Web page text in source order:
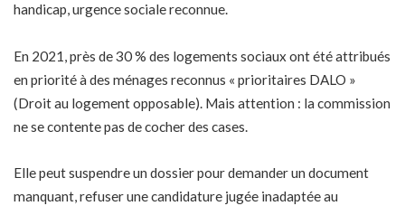
handicap, urgence sociale reconnue.
En 2021, près de 30 % des logements sociaux ont été attribués
en priorité à des ménages reconnus « prioritaires DALO »
(Droit au logement opposable). Mais attention : la commission
ne se contente pas de cocher des cases.
Elle peut suspendre un dossier pour demander un document
manquant, refuser une candidature jugée inadaptée au